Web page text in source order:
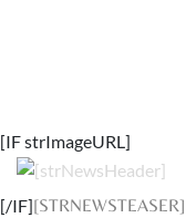
[IF strImageURL]
[/IF][STRNEWSTEASER]